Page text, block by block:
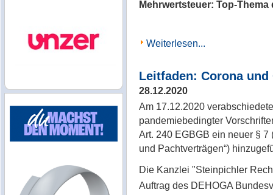
Mehrwertsteuer: Top-
Weiterlesen...
Leitfaden: Corona und
28.12.2020
Am 17.12.2020
pandemiebedingter
Art. 240 EGBGB ein neuer § 7
und Pachtverträgen“)
Die Kanzlei "Steinpichler
Auftrag des DEHOGA